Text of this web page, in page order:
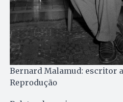
Bernard Malamud: escritor
Reprodução